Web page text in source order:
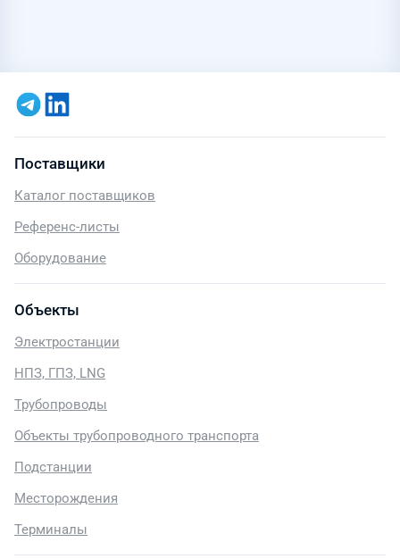
Поставщики
Каталог поставщиков
Референс-листы
Оборудование
Объекты
Электростанции
НПЗ, ГПЗ, LNG
Трубопроводы
Объекты трубопроводного транспорта
Подстанции
Месторождения
Терминалы